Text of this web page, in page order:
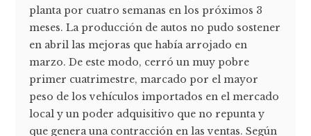
planta por cuatro semanas en los próximos 3
meses. La producción de autos no pudo sostener
en abril las mejoras que había arrojado en
marzo. De este modo, cerró un muy pobre
primer cuatrimestre, marcado por el mayor
peso de los vehículos importados en el mercado
local y un poder adquisitivo que no repunta y
que genera una contracción en las ventas. Según